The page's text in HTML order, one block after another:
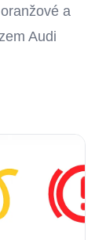
a
Audi